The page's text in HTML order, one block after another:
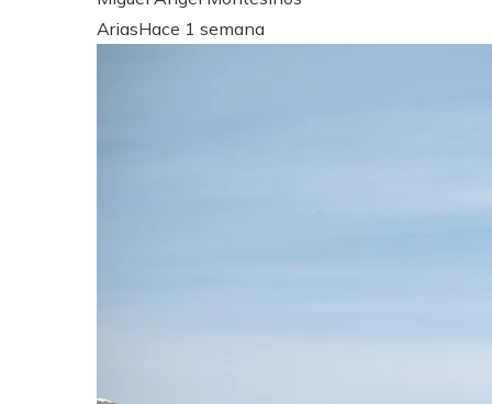
AriasHace 1 semana